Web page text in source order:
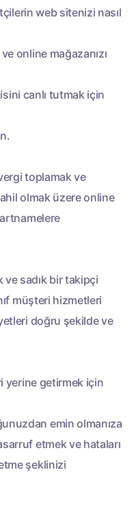
web sitenizi nasıl
online mağazanızı
canlı tutmak için
toplamak ve
olmak üzere online
sadık bir takipçi
müşteri hizmetleri
doğru şekilde ve
yerine getirmek için
emin olmanıza
etmek ve hataları
şeklinizi